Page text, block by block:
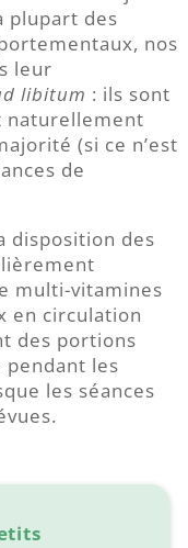
plupart des
nos
leur
libitum : ils sont
naturellement
(si ce n’est
de
disposition des
multi-vitamines
en circulation
des portions
les
les séances